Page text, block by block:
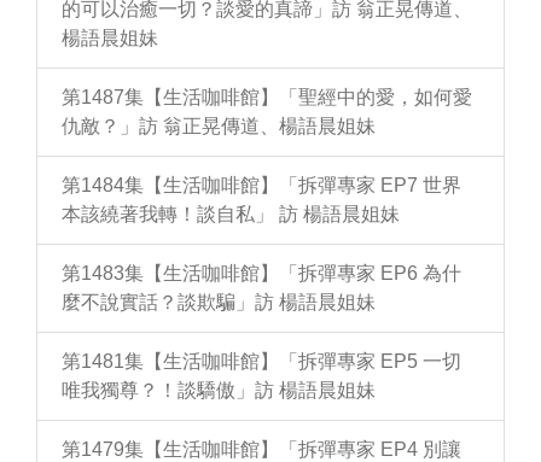
的可以治癒一切？談愛的真諦」訪 翁正晃傳道、
楊語晨姐妹
第1487集【生活咖啡館】「聖經中的愛，如何愛
仇敵？」訪 翁正晃傳道、楊語晨姐妹
第1484集【生活咖啡館】「拆彈專家 EP7 世界
本該繞著我轉！談自私」 訪 楊語晨姐妹
第1483集【生活咖啡館】「拆彈專家 EP6 為什
麼不說實話？談欺騙」訪 楊語晨姐妹
第1481集【生活咖啡館】「拆彈專家 EP5 一切
唯我獨尊？！談驕傲」訪 楊語晨姐妹
第1479集【生活咖啡館】「拆彈專家 EP4 別讓